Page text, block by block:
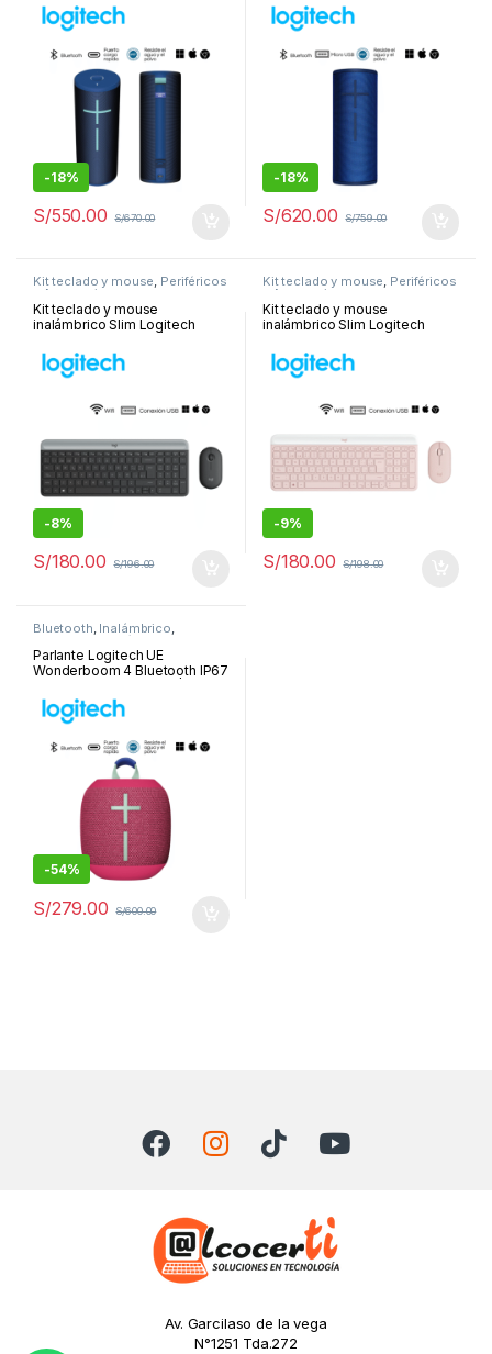
-18%
S/550.00 S/670.00
-18%
S/620.00 S/759.00
Kit teclado y mouse, Periféricos
y Accesorios
Kit teclado y mouse
inalámbrico Slim Logitech
009266
-8%
S/180.00 S/196.00
Kit teclado y mouse, Periféricos
y Accesorios
Kit teclado y mouse
inalámbrico Slim Logitech
011312
-9%
S/180.00 S/198.00
Bluetooth, Inalámbrico,
Periféricos y
Accesorios
Parlante Logitech UE
Wonderboom 4 Bluetooth IP67
001890
-54%
S/279.00 S/600.00
Av. Garcilaso de la vega
N°1251 Tda.272